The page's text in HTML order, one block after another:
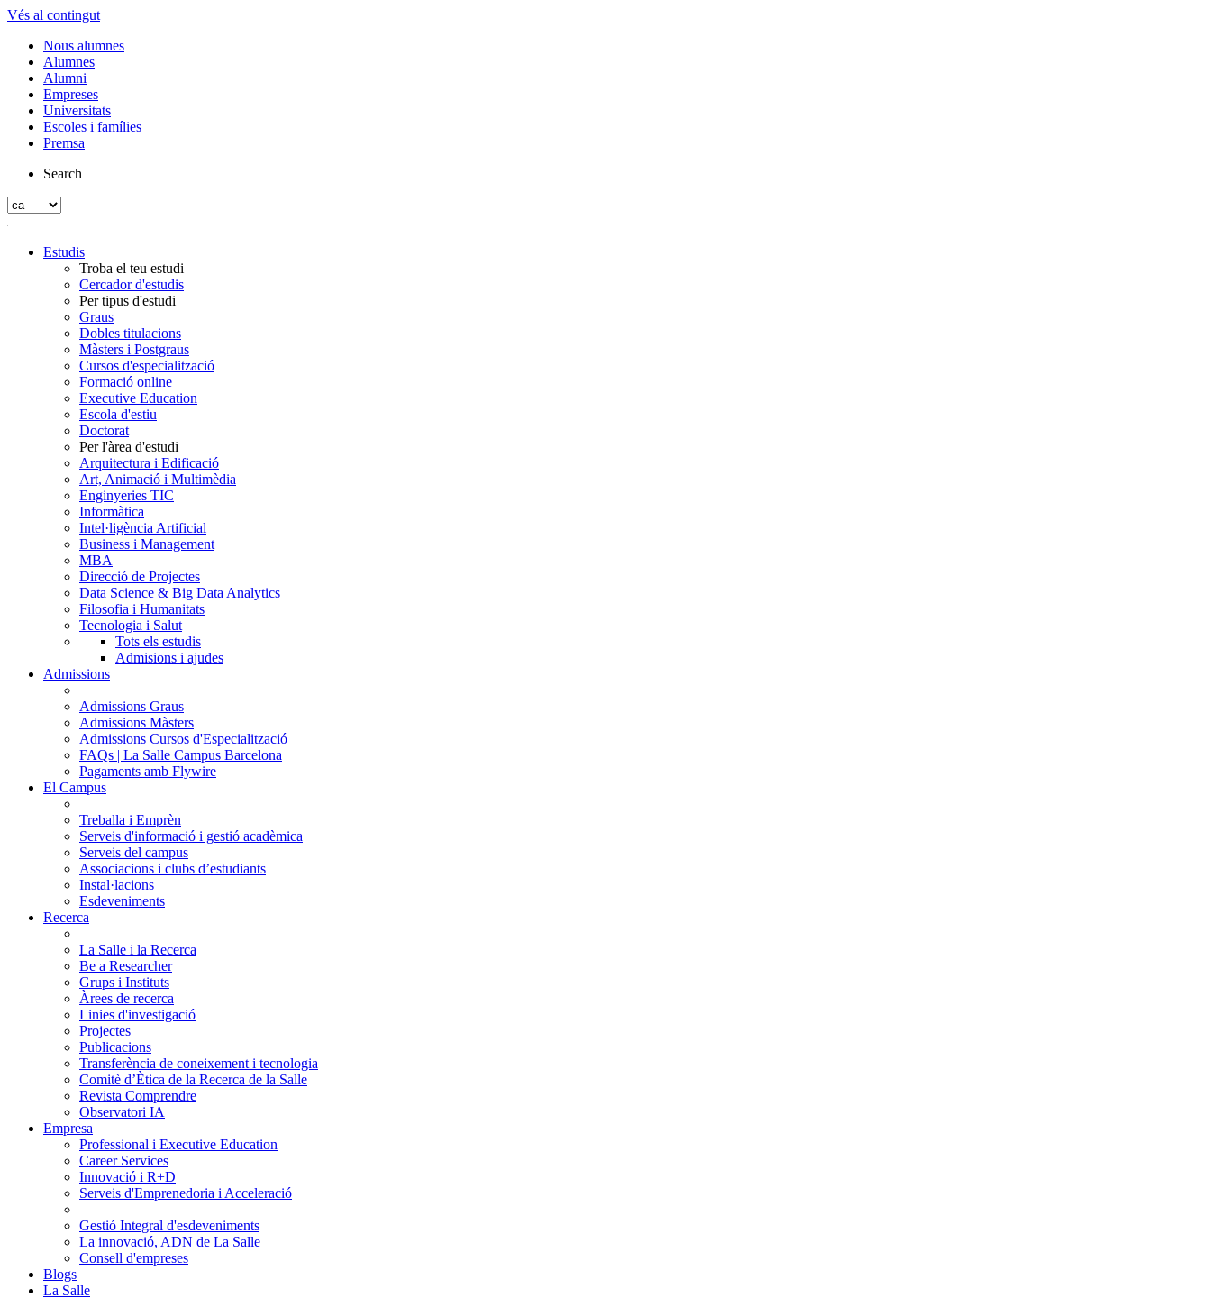
Vés al contingut
Nous alumnes
Alumnes
Alumni
Empreses
Universitats
Escoles i famílies
Premsa
Search
Estudis
Troba el teu estudi
Cercador d'estudis
Per tipus d'estudi
Graus
Dobles titulacions
Màsters i Postgraus
Cursos d'especialització
Formació online
Executive Education
Escola d'estiu
Doctorat
Per l'àrea d'estudi
Arquitectura i Edificació
Art, Animació i Multimèdia
Enginyeries TIC
Informàtica
Intel·ligència Artificial
Business i Management
MBA
Direcció de Projectes
Data Science & Big Data Analytics
Filosofia i Humanitats
Tecnologia i Salut
Tots els estudis
Admisions i ajudes
Admissions
Admissions Graus
Admissions Màsters
Admissions Cursos d'Especialització
FAQs | La Salle Campus Barcelona
Pagaments amb Flywire
El Campus
Treballa i Emprèn
Serveis d'informació i gestió acadèmica
Serveis del campus
Associacions i clubs d’estudiants
Instal·lacions
Esdeveniments
Recerca
La Salle i la Recerca
Be a Researcher
Grups i Instituts
Àrees de recerca
Linies d'investigació
Projectes
Publicacions
Transferència de coneixement i tecnologia
Comitè d’Ètica de la Recerca de la Salle
Revista Comprendre
Observatori IA
Empresa
Professional i Executive Education
Career Services
Innovació i R+D
Serveis d'Emprenedoria i Acceleració
Gestió Integral d'esdeveniments
La innovació, ADN de La Salle
Consell d'empreses
Blogs
La Salle